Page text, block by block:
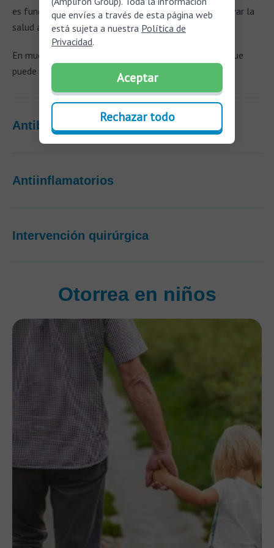
es fundamental para prevenir complicaciones y preservar la
salud auditiva.
En muchos casos, se administra tratamiento médico que
puede incluir:
Antibióticos
Antiinflamatorios
Intervención quirúrgica
Otorrea en niños
que envíes a través de esta página web
está sujeta a nuestra Política de
Privacidad.
Aceptar
Rechazar todo